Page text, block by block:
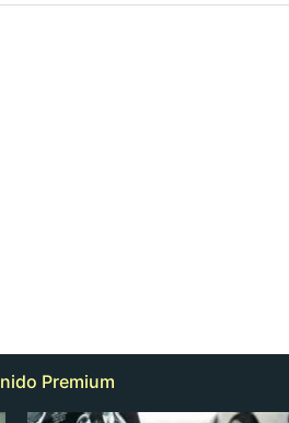
Premium